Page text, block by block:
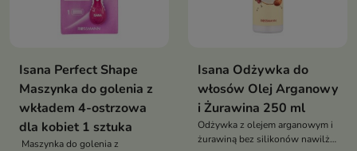
Isana Perfect Shape
Maszynka do golenia z
wkładem 4-ostrzowa
dla kobiet 1 sztuka
Maszynka do golenia z
Isana Odżywka do
włosów Olej Arganowy
i Żurawina 250 ml
Odżywka z olejem arganowym i
żurawiną bez silikonów nawilża